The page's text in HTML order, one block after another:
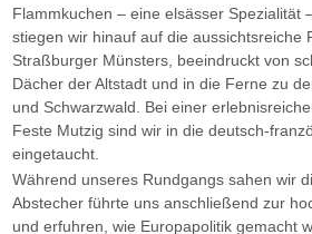
Flammkuchen – eine elsässer Spezialität
stiegen wir hinauf auf die aussichtsreiche
Straßburger Münsters, beeindruckt von
Dächer der Altstadt und in die Ferne zu
und Schwarzwald. Bei einer
Feste Mutzig sind wir in die deutsch-
eingetaucht.
Während unseres Rundgangs sahen wir
Abstecher führte uns anschließend zur
und erfuhren, wie Europapolitik gemacht